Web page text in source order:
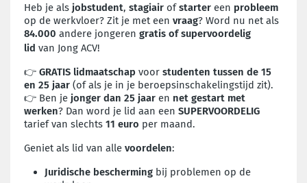
Heb je als jobstudent, stagiair ofstarter een probleem
op de werkvloer? Zit je met een vraag? Word nu net als
84.000 andere jongeren gratis of supervoordelig
lid van Jong ACV!
👉 GRATIS lidmaatschap voor studenten tussen de 15
en 25 jaar (of als je in je beroepsinschakelingstijd zit).
👉 Ben je jonger dan 25 jaar en net gestart met
werken? Dan word je lid aan een SUPERVOORDELIG
tarief van slechts 11 euro per maand.
Geniet als lid van alle voordelen:
Juridische bescherming bij problemen op de